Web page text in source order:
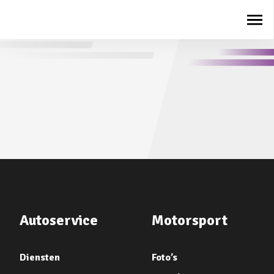
Autoservice
Diensten
Motorsport
Foto’s